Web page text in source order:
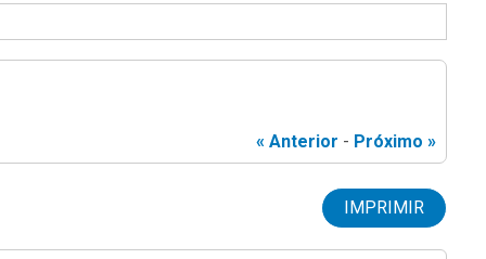
« Anterior - Próximo »
IMPRIMIR